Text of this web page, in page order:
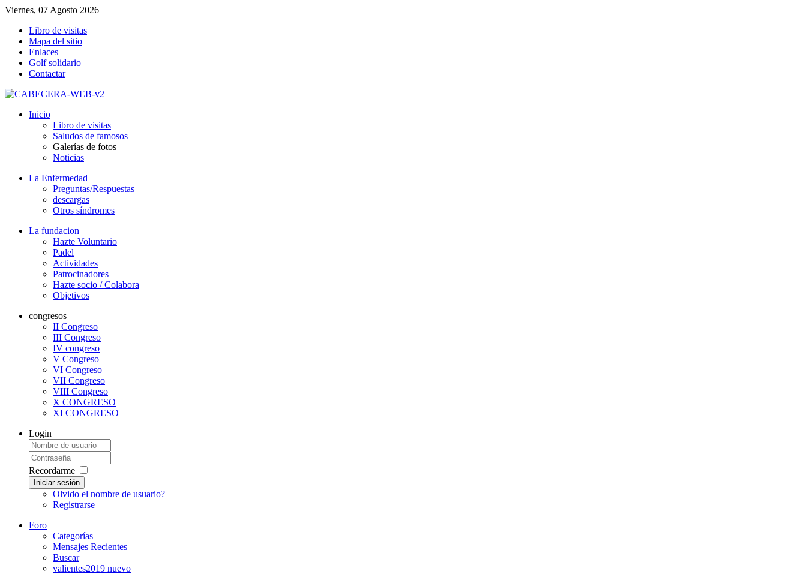
Viernes, 07 Agosto 2026
Libro de visitas
Mapa del sitio
Enlaces
Golf solidario
Contactar
Inicio
Libro de visitas
Saludos de famosos
Galerías de fotos
Noticias
La Enfermedad
Preguntas/Respuestas
descargas
Otros síndromes
La fundacion
Hazte Voluntario
Padel
Actividades
Patrocinadores
Hazte socio / Colabora
Objetivos
congresos
II Congreso
III Congreso
IV congreso
V Congreso
VI Congreso
VII Congreso
VIII Congreso
X CONGRESO
XI CONGRESO
Login
Recordarme
Iniciar sesión
Olvido el nombre de usuario?
Registrarse
Foro
Categorías
Mensajes Recientes
Buscar
valientes2019 nuevo